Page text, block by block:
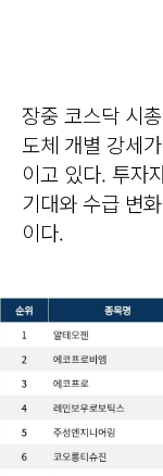
장중 코스닥 시
도체 개별 강세
이고 있다. 투자
기대와 수급 변
이다.